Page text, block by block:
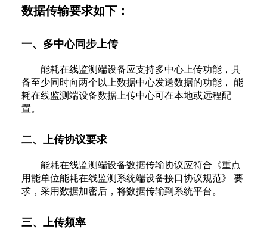
数据传输要求如下：
一、多中心同步上传
能耗在线监测端设备应支持多中心上传功能，具
备至少同时向两个以上数据中心发送数据的功能， 能
耗在线监测端设备数据上传中心可在本地或远程配
置。
二、上传协议要求
能耗在线监测端设备数据传输协议应符合《重点
用能单位能耗在线监测系统端设备接口协议规范》 要
求，采用数据加密后，将数据传输到系统平台。
三、上传频率